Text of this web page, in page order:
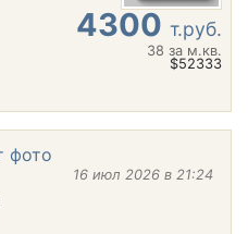
4300 т.руб.
38 за м.кв.
$52333
16 июл 2026 в 21:24